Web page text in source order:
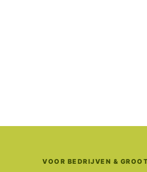
VOOR BEDRIJVEN &